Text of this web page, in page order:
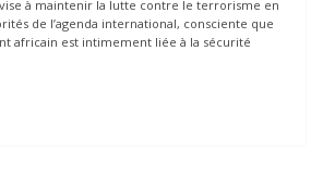
à maintenir la lutte contre le terrorisme en
de l’agenda international, consciente que
africain est intimement liée à la sécurité